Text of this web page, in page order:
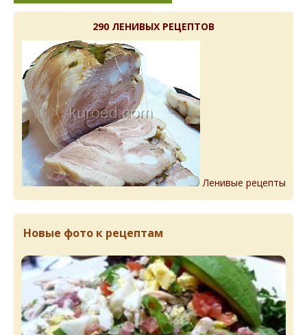
290 ЛЕНИВЫХ РЕЦЕПТОВ
Ленивые рецепты
Новые фото к рецептам